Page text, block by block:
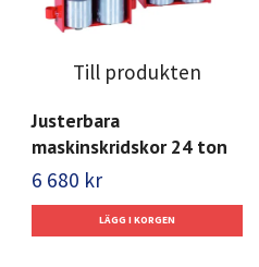
Till produkten
Justerbara
maskinskridskor 24 ton
6 680 kr